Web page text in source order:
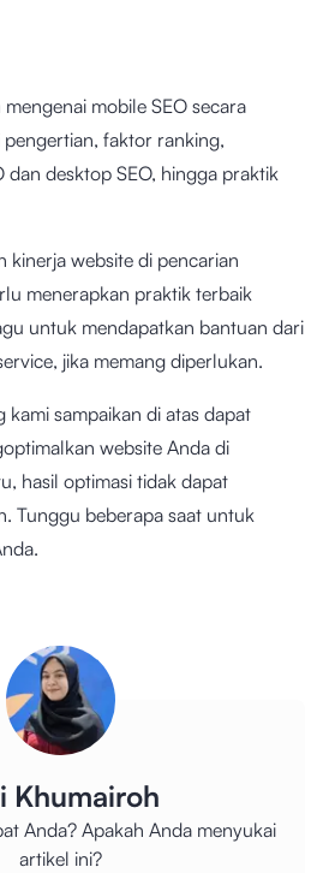
mobile SEO secara
faktor ranking,
dan desktop SEO, hingga praktik
kinerja website di pencarian
menerapkan praktik terbaik
untuk mendapatkan bantuan dari
jika memang diperlukan.
kami sampaikan di atas dapat
website Anda di
hasil optimasi tidak dapat
Tunggu beberapa saat untuk
Khumairoh
Anda? Apakah Anda menyukai
artikel ini?